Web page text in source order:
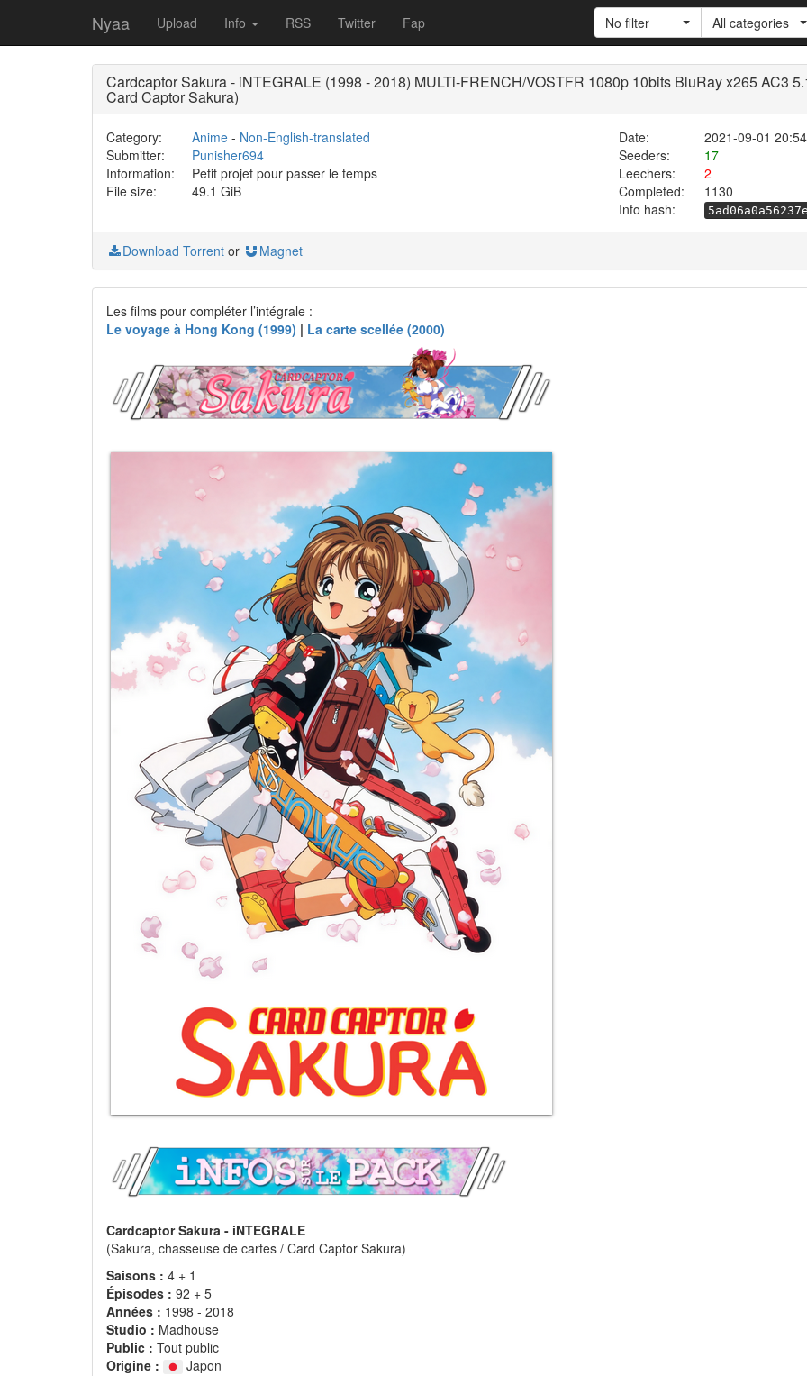
Nyaa Upload Info RSS Twitter Fap No filter All categories
Cardcaptor Sakura - iNTEGRALE (1998 - 2018) MULTi-FRENCH/VOSTFR 1080p 10bits BluRay x265 AC3
Card Captor Sakura)
Category: Anime- Non-English-translated Date:
2021-09-01 20:54
Submitter:
Punisher694 Seeders:
17
Information:
Petit projet pour passer le temps Leechers:
2
File size:
49.1 GiB Completed:
1130
Info hash:
Download Torrent or Magnet
Les films pour compléter l’intégrale :
Le voyage à Hong Kong (1999) | La carte scellée (2000)
Cardcaptor Sakura - iNTEGRALE
(Sakura, chasseuse de cartes / Card Captor Sakura)
Saisons : 4 + 1
Épisodes : 92 + 5
Années : 1998 - 2018
Studio : Madhouse
Public : Tout public
Origine :
Japon